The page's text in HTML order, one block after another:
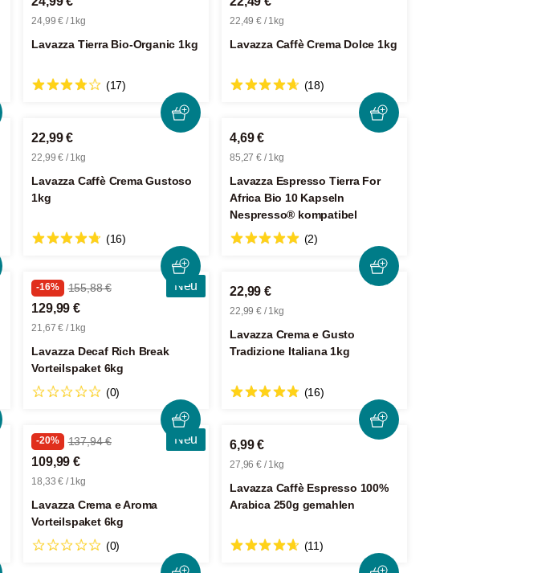
24,99 € / 1kg
Lavazza Tierra Bio-Organic 1kg
(17)
22,49 € / 1kg
Lavazza Caffè Crema Dolce 1kg
(18)
22,99 €
22,99 € / 1kg
Lavazza Caffè Crema Gustoso
1kg
(16)
4,69 €
85,27 € / 1kg
Lavazza Espresso Tierra For
Africa Bio 10 Kapseln
Nespresso® kompatibel
(2)
Neu
-16% 155,88 €
129,99 €
21,67 € / 1kg
Lavazza Decaf Rich Break
Vorteilspaket 6kg
(0)
22,99 €
22,99 € / 1kg
Lavazza Crema e Gusto
Tradizione Italiana 1kg
(16)
Neu
-20% 137,94 €
109,99 €
18,33 € / 1kg
Lavazza Crema e Aroma
Vorteilspaket 6kg
(0)
6,99 €
27,96 € / 1kg
Lavazza Caffè Espresso 100%
Arabica 250g gemahlen
(11)